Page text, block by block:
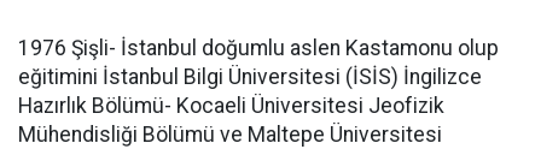
1976 Şişli- İstanbul doğumlu aslen Kastamonu olup
eğitimini İstanbul Bilgi Üniversitesi (İSİS) İngilizce
Hazırlık Bölümü- Kocaeli Üniversitesi Jeofizik
Mühendisliği Bölümü ve Maltepe Üniversitesi